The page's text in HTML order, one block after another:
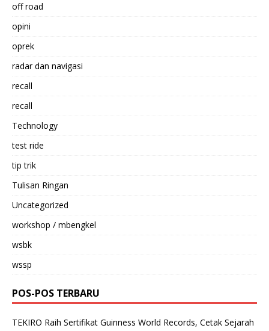
off road
opini
oprek
radar dan navigasi
recall
recall
Technology
test ride
tip trik
Tulisan Ringan
Uncategorized
workshop / mbengkel
wsbk
wssp
POS-POS TERBARU
TEKIRO Raih Sertifikat Guinness World Records, Cetak Sejarah